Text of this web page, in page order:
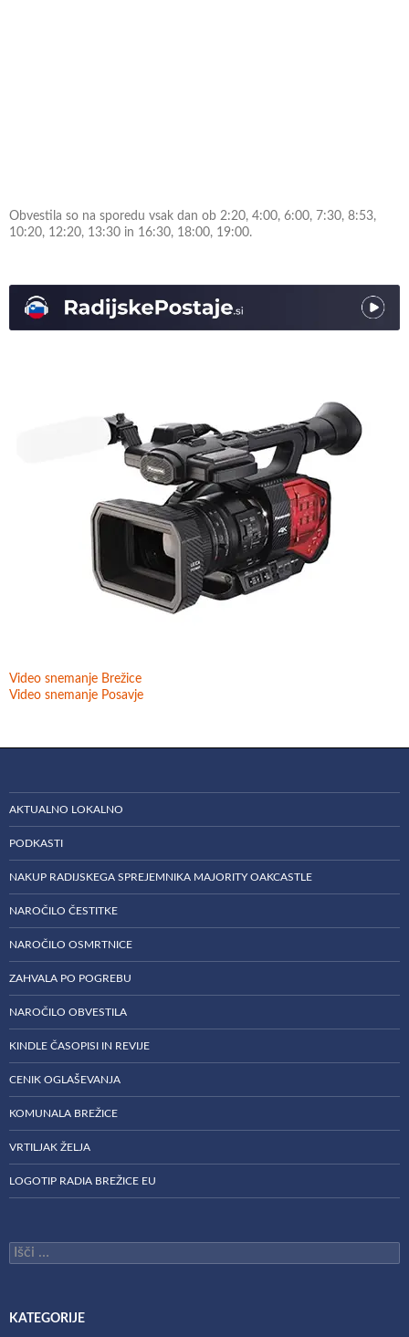
Obvestila so na sporedu vsak dan ob 2:20, 4:00, 6:00, 7:30, 8:53,
10:20, 12:20, 13:30 in 16:30, 18:00, 19:00.
Video snemanje Brežice
Video snemanje Posavje
AKTUALNO LOKALNO
PODKASTI
NAKUP RADIJSKEGA SPREJEMNIKA MAJORITY OAKCASTLE
NAROČILO ČESTITKE
NAROČILO OSMRTNICE
ZAHVALA PO POGREBU
NAROČILO OBVESTILA
KINDLE ČASOPISI IN REVIJE
CENIK OGLAŠEVANJA
KOMUNALA BREŽICE
VRTILJAK ŽELJA
LOGOTIP RADIA BREŽICE EU
Išči:
KATEGORIJE